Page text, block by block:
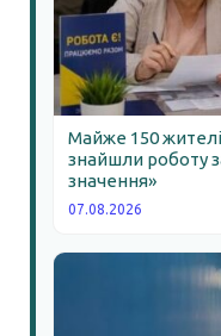
Майже 150
знайшли роботу
значення»
07.08.2026